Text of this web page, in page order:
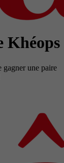
Khéops
une paire